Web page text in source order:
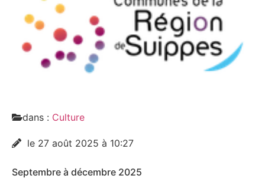
Septembre à décembre 2025
dans : Culture
le 27 août 2025 à 10:27